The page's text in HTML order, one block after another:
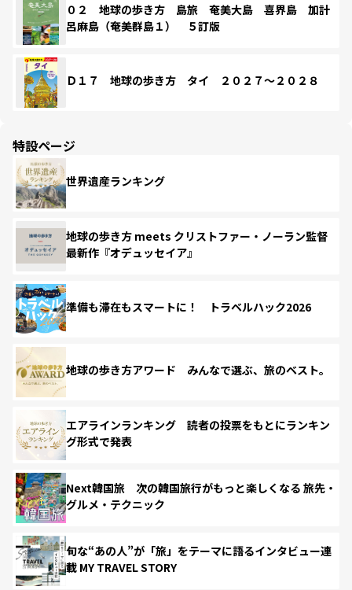
０２ 地球の歩き方 島旅 奄美大島 喜界島 加計
呂麻島（奄美群島１） ５訂版
Ｄ１７ 地球の歩き方 タイ ２０２７～２０２８
特設ページ
世界遺産ランキング
地球の歩き方 meets クリストファー・ノーラン監督
最新作『オデュッセイア』
準備も滞在もスマートに！ トラベルハック2026
地球の歩き方アワード みんなで選ぶ、旅のベスト。
エアラインランキング 読者の投票をもとにランキン
グ形式で発表
Next韓国旅 次の韓国旅行がもっと楽しくなる 旅先・
グルメ・テクニック
旬な“あの人”が「旅」をテーマに語るインタビュー連
載 MY TRAVEL STORY